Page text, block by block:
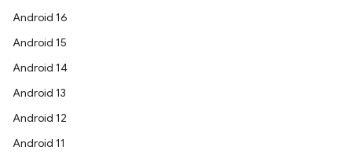
Android 16
Android 15
Android 14
Android 13
Android 12
Android 11